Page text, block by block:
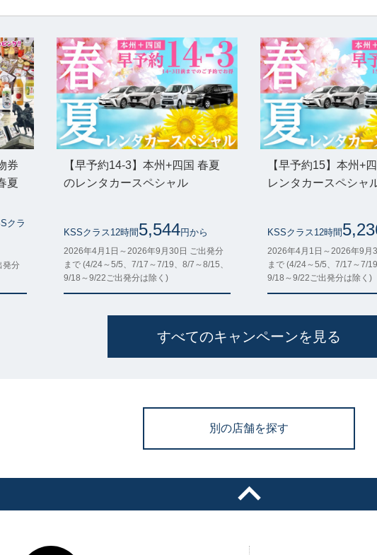
券
夏
クラ
発分
【早予約14-3】本州+四国 春夏
のレンタカースペシャル
KSSクラス12時間 5,544円から
2026年4月1日～2026年9月30日 ご出発分
まで (4/24～5/5、7/17～7/19、8/7～8/15、
9/18～9/22ご出発分は除く)
【早予約15】本州+
レンタカースペシャ
KSSクラス12時間
2026年4月1日～2026年9月
まで (4/24～5/5、7/17～7/
9/18～9/22ご出発分は除く)
すべてのキャンペーンを見る
別の店舗を探す